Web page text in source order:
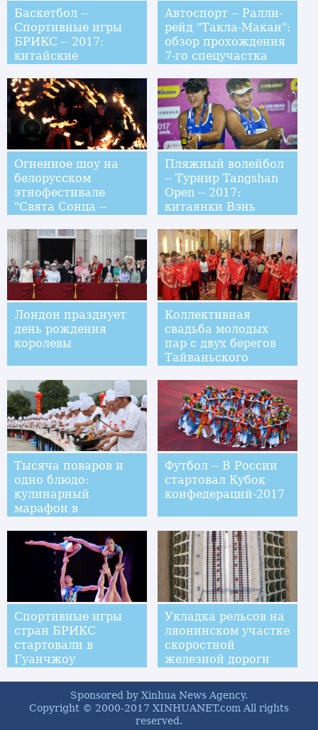
Баскетбол --
Спортивные игры
БРИКС -- 2017:
китайские
победили индийцев
Автоспорт -- Ралли-
рейд "Такла-Макан":
обзор прохождения
7-го спецучастка
Огненное шоу на
белорусском
этнофестивале
"Свята Сонца --
Пляжный волейбол
-- Турнир Tangshan
Open -- 2017:
китаянки Вэнь
заняли второе место
Лондон празднует
день рождения
королевы
Коллективная
свадьба молодых
пар с двух берегов
Тайваньского
Тысяча поваров и
одно блюдо:
кулинарный
марафон в
Футбол -- В России
стартовал Кубок
конфедераций-2017
Спортивные игры
стран БРИКС
стартовали в
Гуанчжоу
Укладка рельсов на
ляонинском участке
скоростной
железной дороги
наполовину
Sponsored by Xinhua News Agency.
Copyright © 2000-2017 XINHUANET.com All rights
reserved.